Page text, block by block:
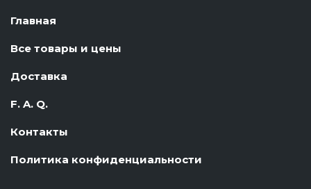
Главная
Все товары и цены
Доставка
F. A. Q.
Контакты
Политика конфиденциальности